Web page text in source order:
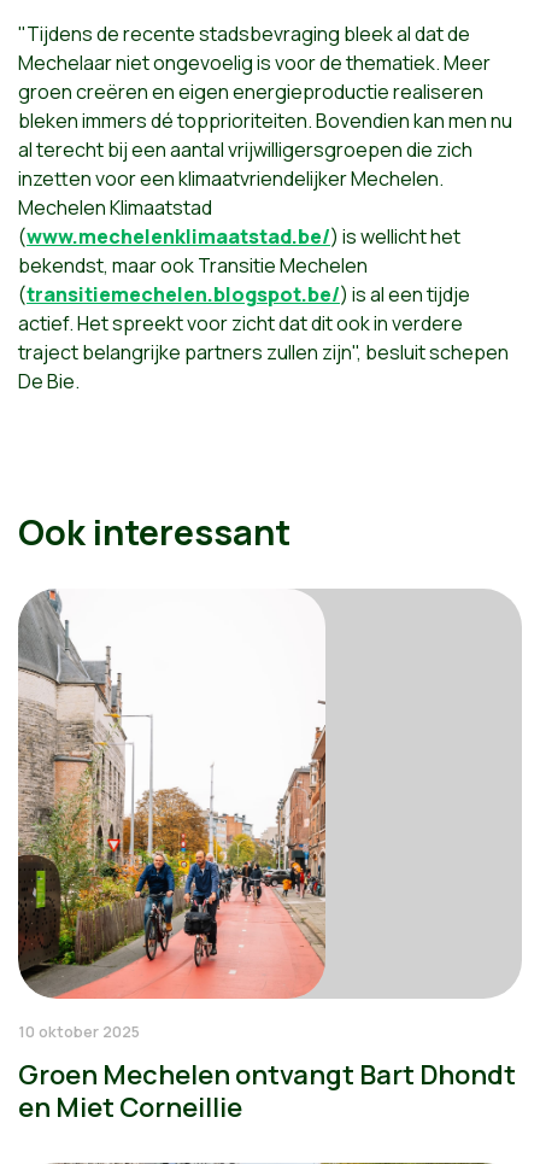
"Tijdens de recente stadsbevraging bleek al dat de
Mechelaar niet ongevoelig is voor de thematiek. Meer
groen creëren en eigen energieproductie realiseren
bleken immers dé topprioriteiten. Bovendien kan men nu
al terecht bij een aantal vrijwilligersgroepen die zich
inzetten voor een klimaatvriendelijker Mechelen.
Mechelen Klimaatstad
(www.mechelenklimaatstad.be/) is wellicht het
bekendst, maar ook Transitie Mechelen
(transitiemechelen.blogspot.be/) is al een tijdje
actief. Het spreekt voor zicht dat dit ook in verdere
traject belangrijke partners zullen zijn", besluit schepen
De Bie.
Ook interessant
10 oktober 2025
Groen Mechelen ontvangt Bart Dhondt
en Miet Corneillie